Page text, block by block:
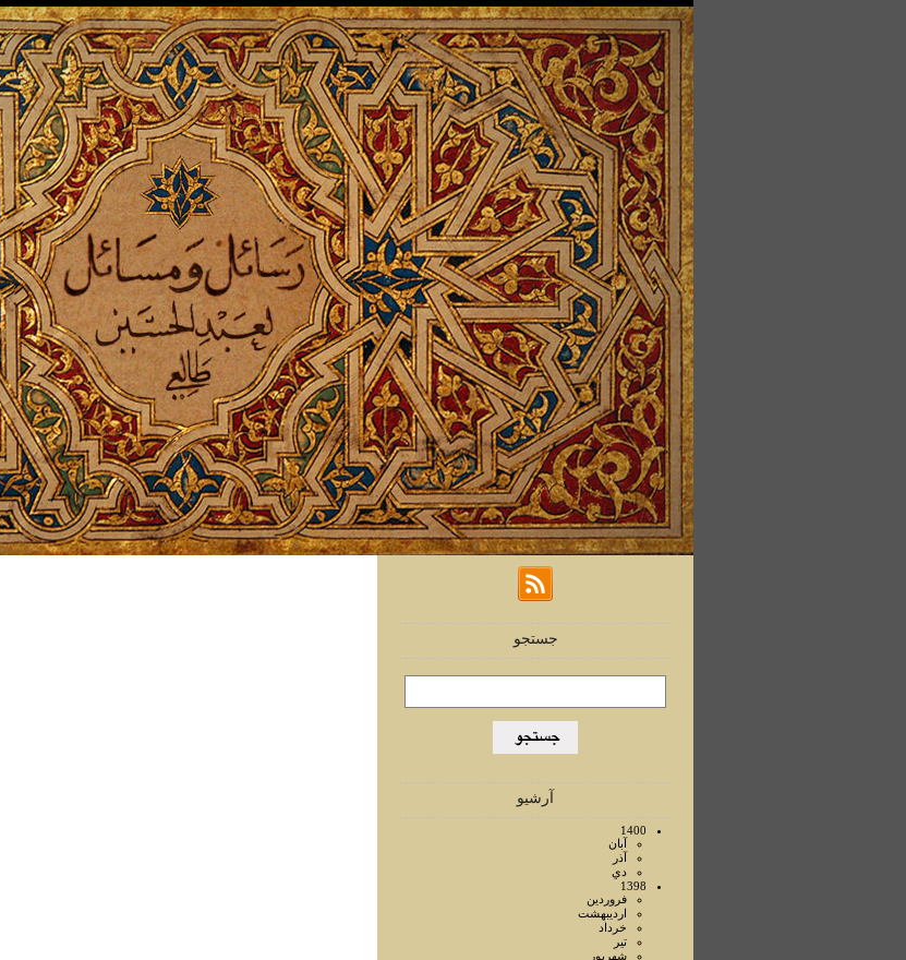
جستجو
آرشیو
1400
آبان
آذر
دي
1398
فروردين
ارديبهشت
خرداد
تير
شهريور